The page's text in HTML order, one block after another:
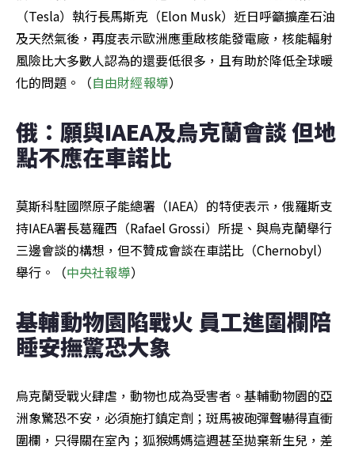
（Tesla）執行長馬斯克（Elon Musk）近日呼籲擴產石油
及天然氣後，再度表示歐洲應重啟核能發電廠，核能輻射
風險比大多數人認為的還要低很多，且有助於降低全球暖
化的問題。（自由財經報導）
俄：願與IAEA及烏克蘭會談 但地
點不應在車諾比
莫斯科駐國際原子能總署（IAEA）的特使表示，俄羅斯支
持IAEA署長葛羅西（Rafael Grossi）所提、與烏克蘭舉行
三邊會談的構想，但不贊成會談在車諾比（Chernobyl）
舉行。（中央社報導）
基輔動物園陷戰火 員工進圍欄陪
睡安撫驚恐大象
烏克蘭受戰火肆虐，動物也成為受害者。基輔動物園的亞
洲象驚恐不安，必須施打鎮定劑；斑馬被砲彈聲嚇得直衝
圍欄，只得關在室內；狐猴媽媽這週甚至拋棄新生兒，差